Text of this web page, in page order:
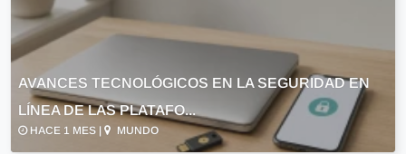
AVANCES TECNOLÓGICOS EN LA SEGURIDAD EN
LÍNEA DE LAS PLATAFO...
HACE 1 MES | MUNDO